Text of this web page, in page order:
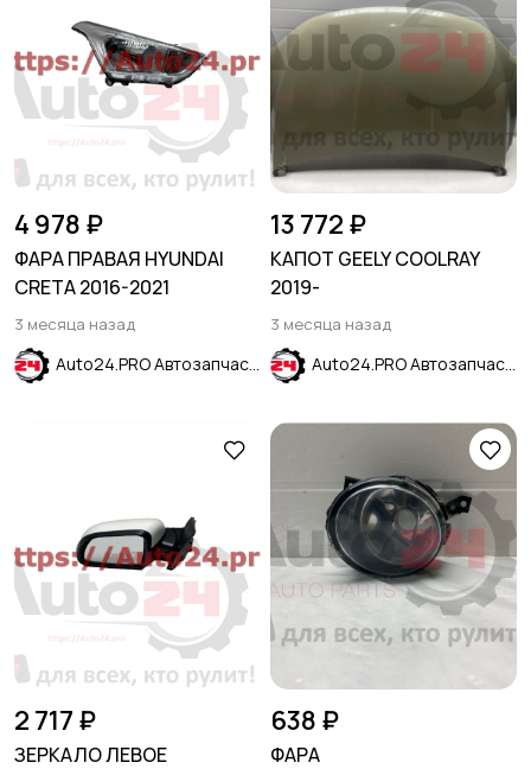
4 978 ₽
ФАРА ПРАВАЯ HYUNDAI
CRETA 2016-2021
3 месяца назад
Auto24.PRO Автозапчасти
13 772 ₽
КАПОТ GEELY COOLRAY
2019-
3 месяца назад
Auto24.PRO Автозапчасти
2 717 ₽
ЗЕРКАЛО ЛЕВОЕ
638 ₽
ФАРА